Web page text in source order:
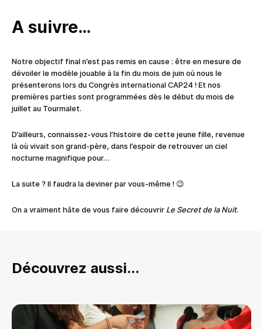
A suivre…
Notre objectif final n’est pas remis en cause : être en mesure de
dévoiler le modèle jouable à la fin du mois de juin où nous le
présenterons lors du Congrès international CAP24 ! Et nos
premières parties sont programmées dès le début du mois de
juillet au Tourmalet.
D’ailleurs, connaissez-vous l’histoire de cette jeune fille, revenue
là où vivait son grand-père, dans l’espoir de retrouver un ciel
nocturne magnifique pour…
La suite ? Il faudra la deviner par vous-même ! 😉
On a vraiment hâte de vous faire découvrir Le Secret de la Nuit.
Découvrez aussi...